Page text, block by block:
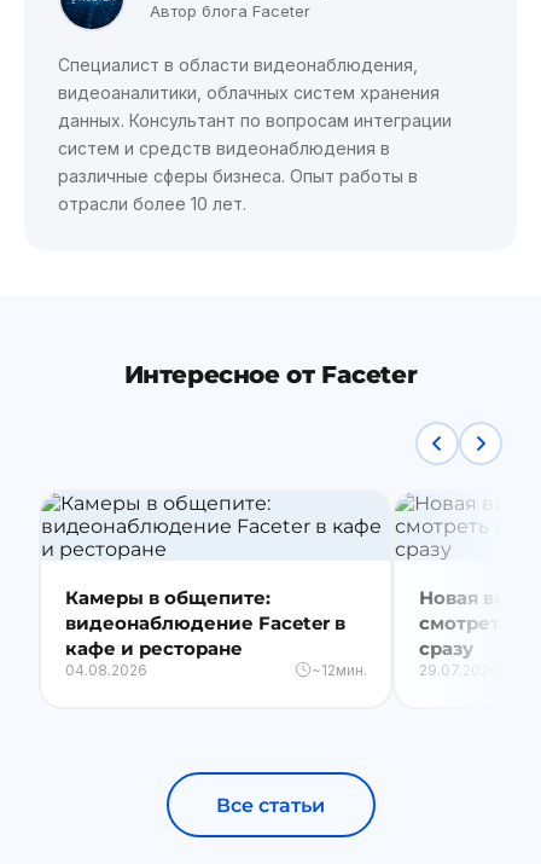
Автор блога Faceter
Специалист в области видеонаблюдения,
видеоаналитики, облачных систем хранения
данных. Консультант по вопросам интеграции
систем и средств видеонаблюдения в
различные сферы бизнеса. Опыт работы в
отрасли более 10 лет.
Интересное от Faceter
Камеры в общепите:
видеонаблюдение Faceter в
кафе и ресторане
04.08.2026 ~12мин.
Новая
смотреть
сразу
29.07.2026
Все статьи